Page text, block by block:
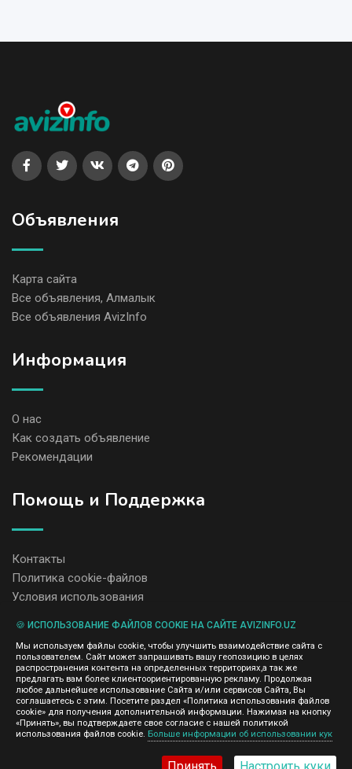
Объявления
Карта сайта
Все объявления, Алмалык
Все объявления AvizInfo
Информация
О нас
Как создать объявление
Рекомендации
Помощь и Поддержка
Контакты
Политика cookie-файлов
Условия использования
содержание размещенных объявлений.
Мы ценим конфиденциальность наших пользователей. Мы не
передаем и не продаем личную информацию зарегистрированных
пользователей AvizInfo.uz третьим лицам. Мы не отвечаем за
правила конфиденциальности сайтов на которые ссылается
AvizInfo.uz. На некоторых страницах нашего сайта представлена
реклама Google Adsense Advertising Network. Чтобы узнать
подробней о правилах конфиденциальности Googleнажмите тут
🍪 ИСПОЛЬЗОВАНИЕ ФАЙЛОВ COOKIE НА САЙТЕ AVIZINFO.UZ
Мы используем файлы cookie, чтобы улучшить взаимодействие сайта с
пользователем. Сайт может запрашивать вашу геопозицию в целях
распространения контента на определенных территориях,а так же
предлагать вам более клиентоориентированную рекламу. Продолжая
любое дальнейшее использование Сайта и/или сервисов Сайта, Вы
соглашаетесь с этим. Посетите раздел «Политика использования файлов
cookie» для получения дополнительной информации. Нажимая на кнопку
«Принять», вы подтверждаете свое согласие с нашей политикой
использования файлов cookie. Больше информации об использовании кук